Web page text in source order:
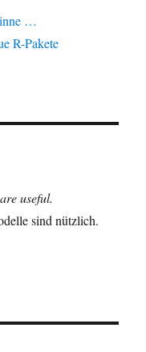
…
R-Pakete
useful.
sind nützlich.